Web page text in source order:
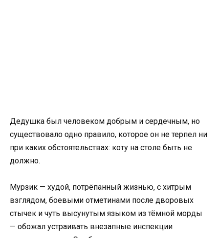
Дедушка был человеком добрым и сердечным, но
существовало одно правило, которое он не терпел ни
при каких обстоятельствах: коту на столе быть не
должно.
Мурзик — худой, потрёпанный жизнью, с хитрым
взглядом, боевыми отметинами после дворовых
стычек и чуть высунутым языком из тёмной морды
— обожал устраивать внезапные инспекции